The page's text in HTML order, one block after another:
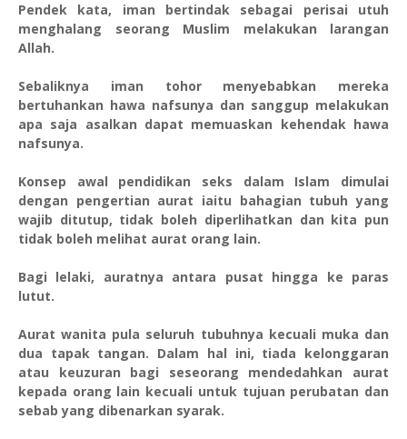
Pendek kata, iman bertindak sebagai perisai utuh
menghalang seorang Muslim melakukan larangan
Allah.
Sebaliknya iman tohor menyebabkan mereka
bertuhankan hawa nafsunya dan sanggup melakukan
apa saja asalkan dapat memuaskan kehendak hawa
nafsunya.
Konsep awal pendidikan seks dalam Islam dimulai
dengan pengertian aurat iaitu bahagian tubuh yang
wajib ditutup, tidak boleh diperlihatkan dan kita pun
tidak boleh melihat aurat orang lain.
Bagi lelaki, auratnya antara pusat hingga ke paras
lutut.
Aurat wanita pula seluruh tubuhnya kecuali muka dan
dua tapak tangan. Dalam hal ini, tiada kelonggaran
atau keuzuran bagi seseorang mendedahkan aurat
kepada orang lain kecuali untuk tujuan perubatan dan
sebab yang dibenarkan syarak.